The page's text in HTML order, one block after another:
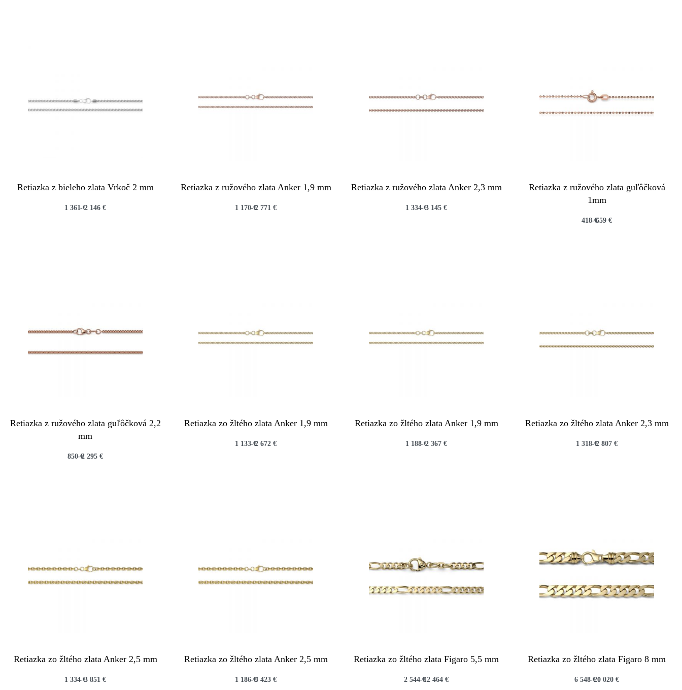
Retiazka z bieleho zlata Vrkoč 2 mm
1 361€2 146 €
Retiazka z ružového zlata Anker 1,9 mm
1 170€2 771 €
Retiazka z ružového zlata Anker 2,3 mm
1 334€3 145 €
Retiazka z ružového zlata guľôčková
1mm
418€659 €
Retiazka z ružového zlata guľôčková 2,2
mm
850€2 295€
Retiazka zo žltého zlata Anker 1,9 mm
1 133€2 672 €
Retiazka zo žltého zlata Anker 1,9 mm
1 188€2 367 €
Retiazka zo žltého zlata Anker 2,3 mm
1 318€2 807 €
Retiazka zo žltého zlata Anker 2,5 mm
1 334€3 851 €
Retiazka zo žltého zlata Anker 2,5 mm
1 186€3 423 €
Retiazka zo žltého zlata Figaro 5,5 mm
2 544€12 464€
Retiazka zo žltého zlata Figaro 8 mm
6 548€20 020€